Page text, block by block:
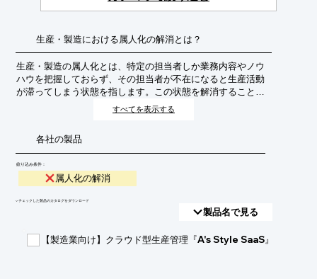
生産・製造における属人化の解消とは？
生産・製造の属人化とは、特定の担当者しか業務内容やノウ
ハウを把握しておらず、その担当者が不在になると生産活動
が滞ってしまう状態を指します。この状態を解消すること
は、業務の安定化、品質の均一化、人材育成の促進、そして
企業の持続的な成長のために不可欠です。
すべてを表示する
各社の製品
絞り込み条件：
属人化の解消
​▼チェックした製品のカタログをダウンロード
製品名で見る
【製造業向け】クラウド型生産管理『A's Style SaaS』